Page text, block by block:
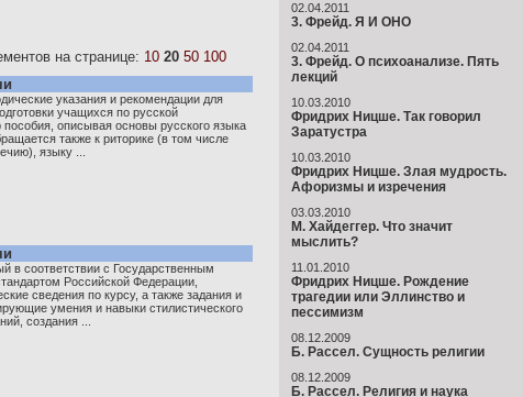
на странице: 10 20 50 100
указания и рекомендации для
учащихся по русской
пособия, описывая основы русского языка
также к риторике (в том числе
языку ...
в соответствии с Государственным
Российской Федерации,
сведения по курсу, а также задания и
умения и навыки стилистического
создания ...
02.04.2011
3. Фрейд. Я И ОНО
02.04.2011
3. Фрейд. О психоанализе. Пять
лекций
10.03.2010
Фридрих Ницше. Так говорил
Заратустра
10.03.2010
Фридрих Ницше. Злая мудрость.
Афоризмы и изречения
03.03.2010
М. Хайдеггер. Что значит
мыслить?
11.01.2010
Фридрих Ницше. Рождение
трагедии или Эллинство и
пессимизм
08.12.2009
Б. Рассел. Сущность религии
08.12.2009
Б. Рассел. Религия и наука